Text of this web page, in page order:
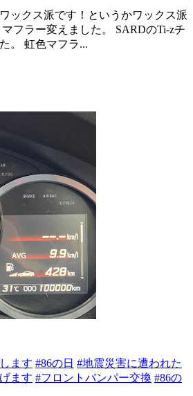
ックス派です！というかワックス派
フラー変えました。 SARDのTi-zチ
。 虹色マフラ...
ます #86の日 #地震災害に遭われた
ます #フロントバンパー交換 #86の